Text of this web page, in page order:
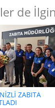
de
ZABITA